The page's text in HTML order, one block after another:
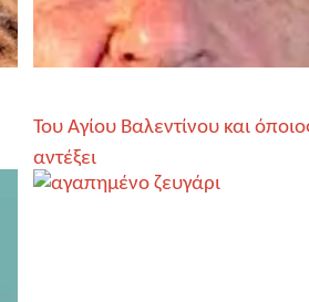
Του Αγίου Βαλεντίνου και
αντέξει